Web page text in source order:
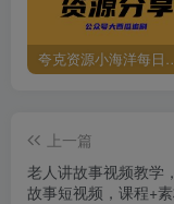
夸克资源小海
上一篇
老人讲故事视频教学
故事短视频，课程+